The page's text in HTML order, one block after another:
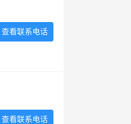
查看联系电话
查看联系电话